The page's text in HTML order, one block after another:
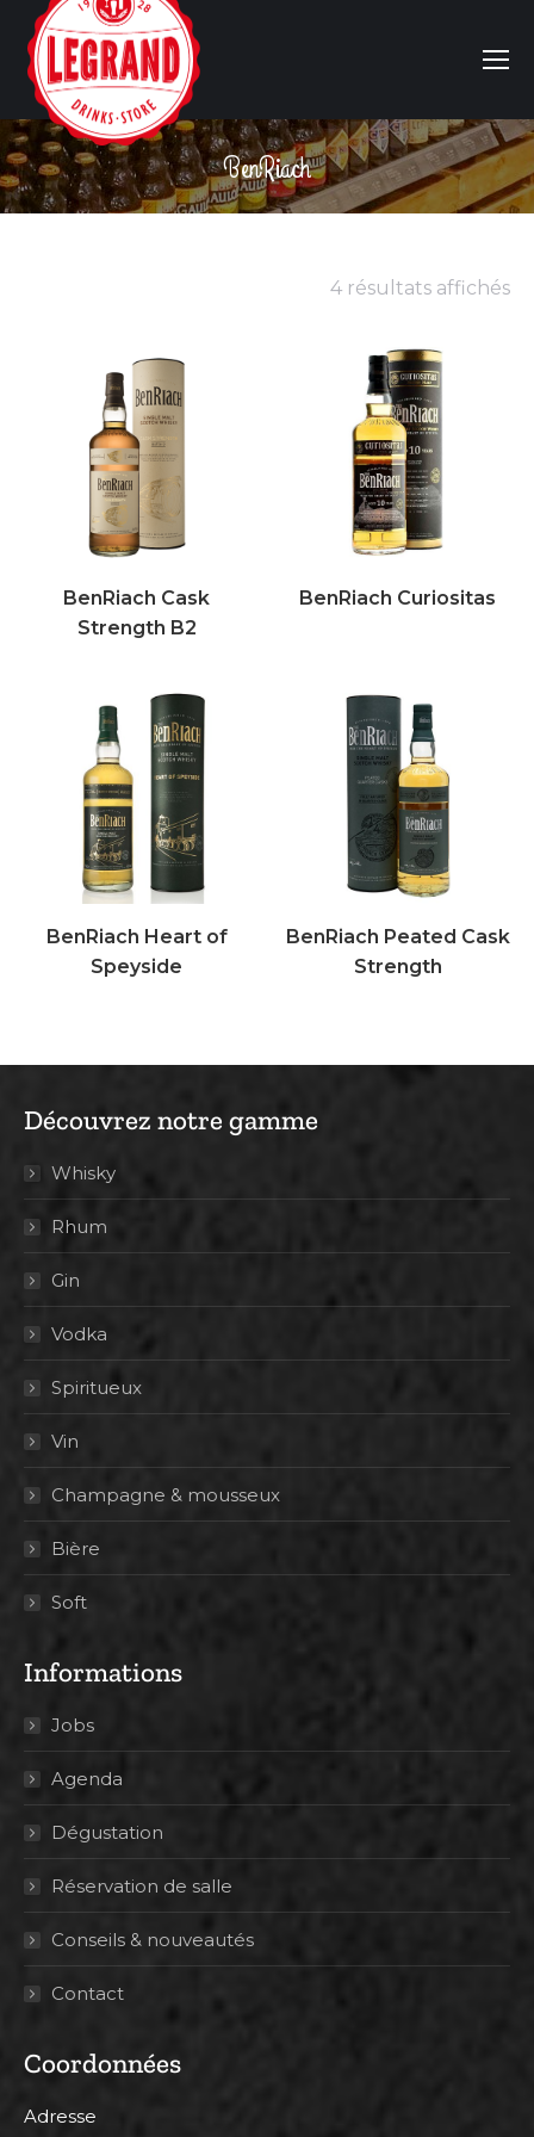
BenRiach
Vous êtes ici :
4 résultats affichés
BenRiach Cask
Strength B2
BenRiach Curiositas
BenRiach Heart of
Speyside
BenRiach Peated Cask
Strength
Découvrez notre gamme
Whisky
Rhum
Gin
Vodka
Spiritueux
Vin
Champagne & mousseux
Bière
Soft
Informations
Jobs
Agenda
Dégustation
Réservation de salle
Conseils & nouveautés
Contact
Coordonnées
Adresse